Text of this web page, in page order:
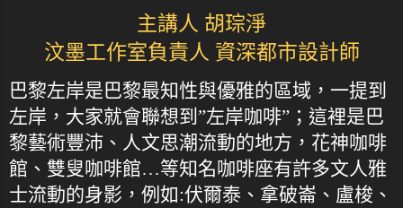
主講人 胡琮淨
汶墨工作室負責人 資深都市設計師
巴黎左岸是巴黎最知性與優雅的區域，一提到
左岸，大家就會聯想到”左岸咖啡”；這裡是巴
黎藝術豐沛、人文思潮流動的地方，花神咖啡
館、雙叟咖啡館…等知名咖啡座有許多文人雅
士流動的身影，例如:伏爾泰、拿破崙、盧梭、